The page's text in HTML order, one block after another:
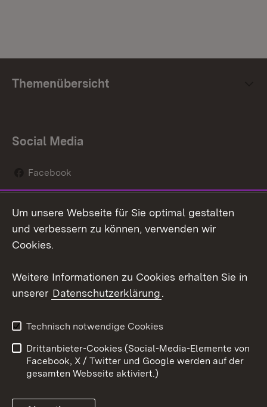
Themenübersicht
Social Media
Facebook
Social Wall
Youtube
Kontakt
Datenschutz
Barrierefreiheit
Impressum Cookies
Um unsere Webseite für Sie optimal gestalten
und verbessern zu können, verwenden wir
Cookies.
Weitere Informationen zu Cookies erhalten Sie in
unserer Datenschutzerklärung.
Technisch notwendige Cookies
Drittanbieter-Cookies (Social-Media-Elemente von
Facebook, X / Twitter und Google werden auf der
gesamten Webseite aktiviert.)